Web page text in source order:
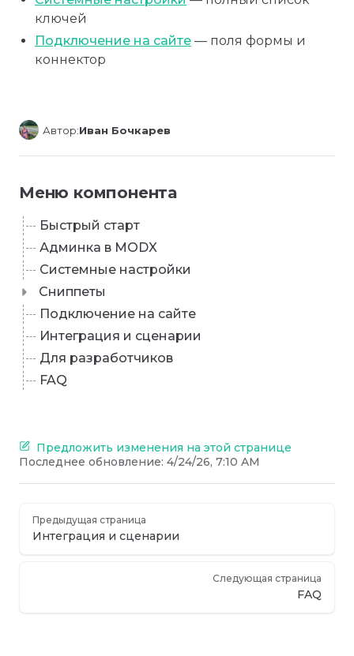
ключей
Подключение на сайте — поля формы и
коннектор
Автор:Иван Бочкарев
Меню компонента
Быстрый старт
Админка в MODX
Системные настройки
Сниппеты
Подключение на сайте
Интеграция и сценарии
Для разработчиков
FAQ
Предложить изменения на этой странице
Последнее обновление: 4/24/26, 7:10 AM
Предыдущая страница
Интеграция и сценарии
Следующая страница
FAQ